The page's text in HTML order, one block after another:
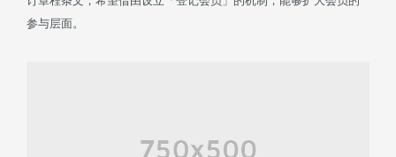
参与层面。